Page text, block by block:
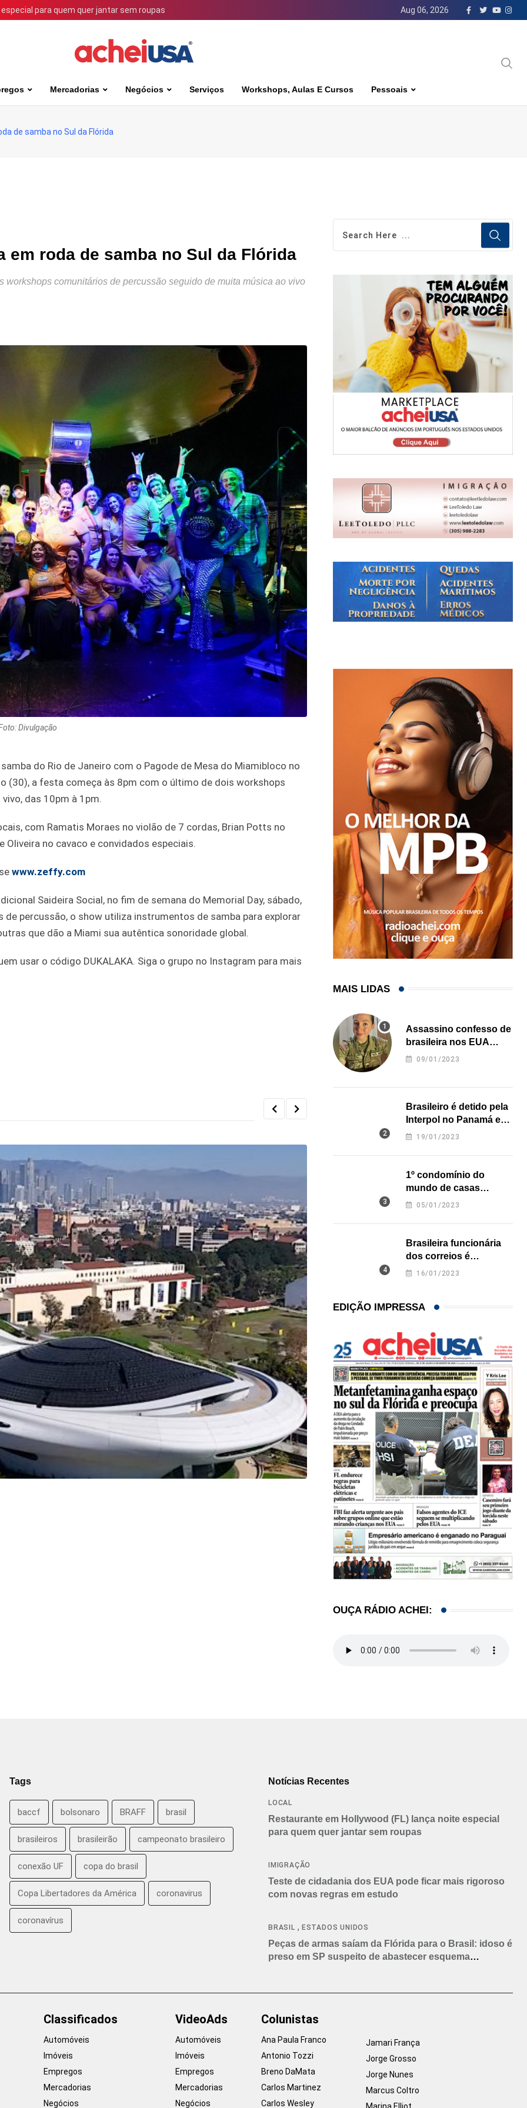
para quem quer jantar sem roupas Aug 06, 2026
Mercadorias Negócios Serviços Workshops, Aulas E Cursos Pessoais
de samba no Sul da Flórida
roda de samba no Sul da Flórida
workshops comunitários de percussão seguido de muita música ao vivo
Divulgação
do Rio de Janeiro com o Pagode de Mesa do Miamibloco no
(30), a festa começa às 8pm com o último de dois workshops
das 10pm à 1pm.
com Ramatis Moraes no violão de 7 cordas, Brian Potts no
Oliveira no cavaco e convidados especiais.
www.zeffy.com
Saideira Social, no fim de semana do Memorial Day, sábado,
percussão, o show utiliza instrumentos de samba para explorar
que dão a Miami sua autêntica sonoridade global.
usar o código DUKALAKA. Siga o grupo no Instagram para mais
ARTE & CULTURA,LOCAL
Bola mais antiga do mundo é estrela da...
22/06/2026
MAIS LIDAS
Assassino confesso de
brasileira nos EUA
revela onde deixou o
09/01/2023
Brasileiro é detido pela
Interpol no Panamá e
pode pegar prisão
19/01/2023
1º condomínio do
mundo de casas
impressas em 3D é
05/01/2023
Brasileira funcionária
dos correios é
assassinada a facadas
16/01/2023
EDIÇÃO IMPRESSA
OUÇA RÁDIO ACHEI:
Tags
baccf bolsonaro BRAFF brasil
brasileiros brasileirão campeonato brasileiro
conexão UF copa do brasil
Copa Libertadores da América coronavirus
coronavírus
Notícias Recentes
LOCAL
Restaurante em Hollywood (FL) lança noite especial
para quem quer jantar sem roupas
IMIGRAÇÃO
Teste de cidadania dos EUA pode ficar mais rigoroso
com novas regras em estudo
BRASIL , ESTADOS UNIDOS
Peças de armas saíam da Flórida para o Brasil: idoso é
preso em SP suspeito de abastecer esquema
Classificados
Automóveis
Imóveis
Empregos
Mercadorias
Negócios
VideoAds
Automóveis
Imóveis
Empregos
Mercadorias
Negócios
Colunistas
Ana Paula Franco
Antonio Tozzi
Breno DaMata
Carlos Martinez
Carlos Wesley
Jamari França
Jorge Grosso
Jorge Nunes
Marcus Coltro